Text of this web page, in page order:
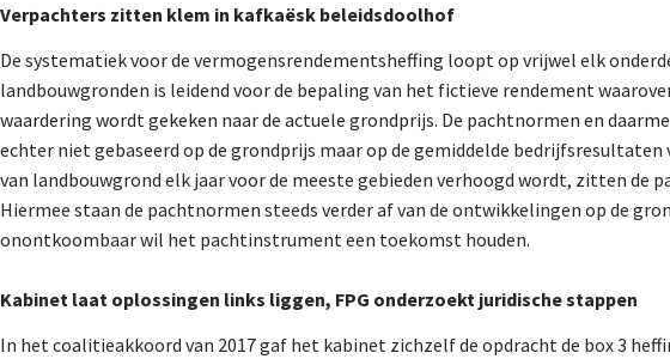
Verpachters zitten klem in kafkaësk beleidsdoolhof
De systematiek voor de vermogensrendementsheffing loopt op vrijwel elk
landbouwgronden is leidend voor de bepaling van het fictieve rendement
waardering wordt gekeken naar de actuele grondprijs. De pachtnormen en
echter niet gebaseerd op de grondprijs maar op de gemiddelde bedrijfsresultaten
van landbouwgrond elk jaar voor de meeste gebieden verhoogd wordt, zitten de
Hiermee staan de pachtnormen steeds verder af van de ontwikkelingen op de
onontkoombaar wil het pachtinstrument een toekomst houden.
Kabinet laat oplossingen links liggen, FPG onderzoekt juridische stappen
In het coalitieakkoord van 2017 gaf het kabinet zichzelf de opdracht de box 3